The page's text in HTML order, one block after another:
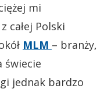
mi
całej Polski
MLM – branży,
świecie
jednak bardzo